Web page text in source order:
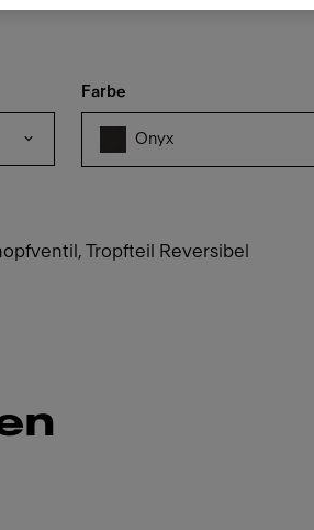
Farbe
Onyx
Tropfteil Reversibel